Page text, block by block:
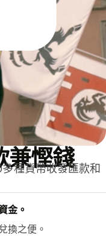
兼慳錢
種貨幣收發匯款和
金。
換之便。